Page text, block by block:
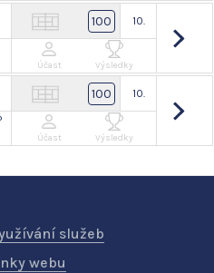
100 10.
Účast Výsledky
100 10.
Účast Výsledky
služeb
webu